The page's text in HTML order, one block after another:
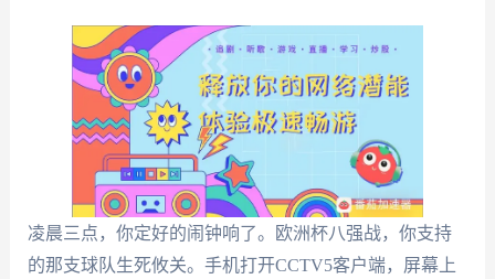
凌晨三点，你定好的闹钟响了。欧洲杯八强战，你支持
的那支球队生死攸关。手机打开CCTV5客户端，屏幕上